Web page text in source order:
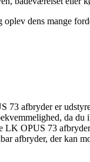
dens mange
73 afbryder er
da
LK OPUS 73
afbryder, der kan